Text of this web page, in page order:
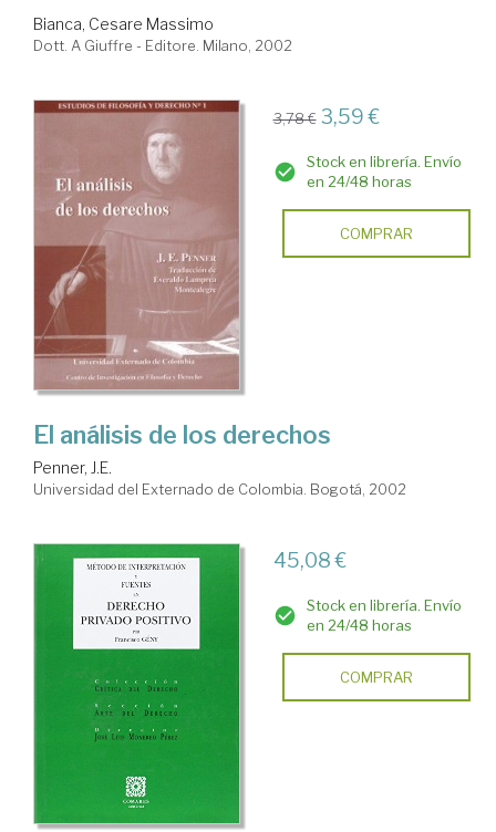
Bianca, Cesare Massimo
Dott. A Giuffre - Editore. Milano, 2002
3,78 € 3,59 €
Stock en librería. Envío
en 24/48 horas
COMPRAR
El análisis de los derechos
Penner, J.E.
Universidad del Externado de Colombia. Bogotá, 2002
45,08 €
Stock en librería. Envío
en 24/48 horas
COMPRAR